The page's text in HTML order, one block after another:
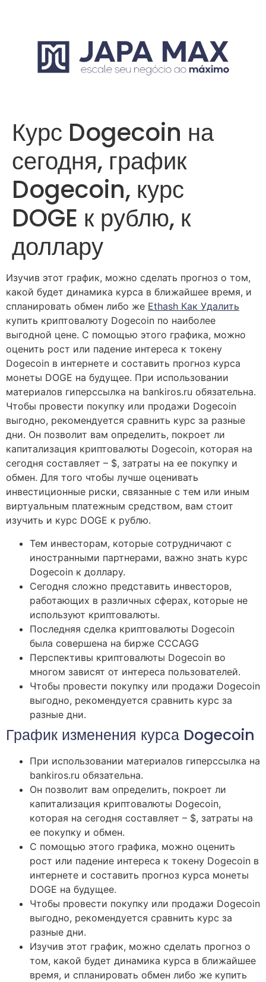
Курс Dogecoin на
сегодня, график
Dogecoin, курс
DOGE к рублю, к
доллару
Изучив этот график, можно сделать прогноз о том,
какой будет динамика курса в ближайшее время, и
спланировать обмен либо же Ethash Как Удалить
купить криптовалюту Dogecoin по наиболее
выгодной цене. С помощью этого графика, можно
оценить рост или падение интереса к токену
Dogecoin в интернете и составить прогноз курса
монеты DOGE на будущее. При использовании
материалов гиперссылка на bankiros.ru обязательна.
Чтобы провести покупку или продажи Dogecoin
выгодно, рекомендуется сравнить курс за разные
дни. Он позволит вам определить, покроет ли
капитализация криптовалюты Dogecoin, которая на
сегодня составляет – $, затраты на ее покупку и
обмен. Для того чтобы лучше оценивать
инвестиционные риски, связанные с тем или иным
виртуальным платежным средством, вам стоит
изучить и курс DOGE к рублю.
Тем инвесторам, которые сотрудничают с
иностранными партнерами, важно знать курс
Dogecoin к доллару.
Сегодня сложно представить инвесторов,
работающих в различных сферах, которые не
используют криптовалюты.
Последняя сделка криптовалюты Dogecoin
была совершена на бирже CCCAGG
Перспективы криптовалюты Dogecoin во
многом зависят от интереса пользователей.
Чтобы провести покупку или продажи Dogecoin
выгодно, рекомендуется сравнить курс за
разные дни.
График изменения курса Dogecoin
При использовании материалов гиперссылка на
bankiros.ru обязательна.
Он позволит вам определить, покроет ли
капитализация криптовалюты Dogecoin,
которая на сегодня составляет – $, затраты на
ее покупку и обмен.
С помощью этого графика, можно оценить
рост или падение интереса к токену Dogecoin в
интернете и составить прогноз курса монеты
DOGE на будущее.
Чтобы провести покупку или продажи Dogecoin
выгодно, рекомендуется сравнить курс за
разные дни.
Изучив этот график, можно сделать прогноз о
том, какой будет динамика курса в ближайшее
время, и спланировать обмен либо же купить